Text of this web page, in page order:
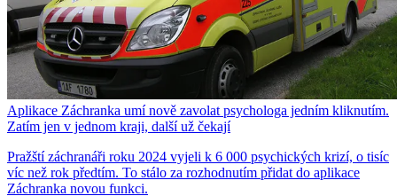
Aplikace Záchranka umí nově zavolat psychologa jedním kliknutím.
Zatím jen v jednom kraji, další už čekají
Pražští záchranáři roku 2024 vyjeli k 6 000 psychických krizí, o tisíc
víc než rok předtím. To stálo za rozhodnutím přidat do aplikace
Záchranka novou funkci.